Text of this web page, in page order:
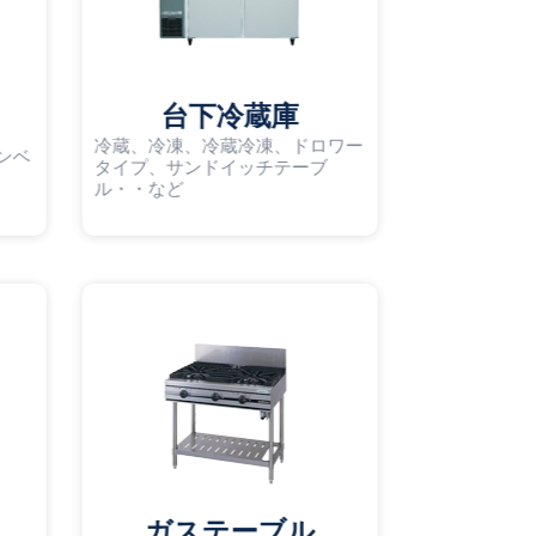
ベ
台下冷蔵庫
冷蔵、冷凍、冷蔵冷凍、ドロワー
タイプ、サンドイッチテーブ
ル・・など